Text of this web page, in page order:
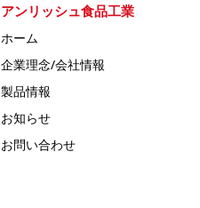
アンリッシュ食品工業
ホーム
企業理念/会社情報
製品情報
お知らせ
お問い合わせ